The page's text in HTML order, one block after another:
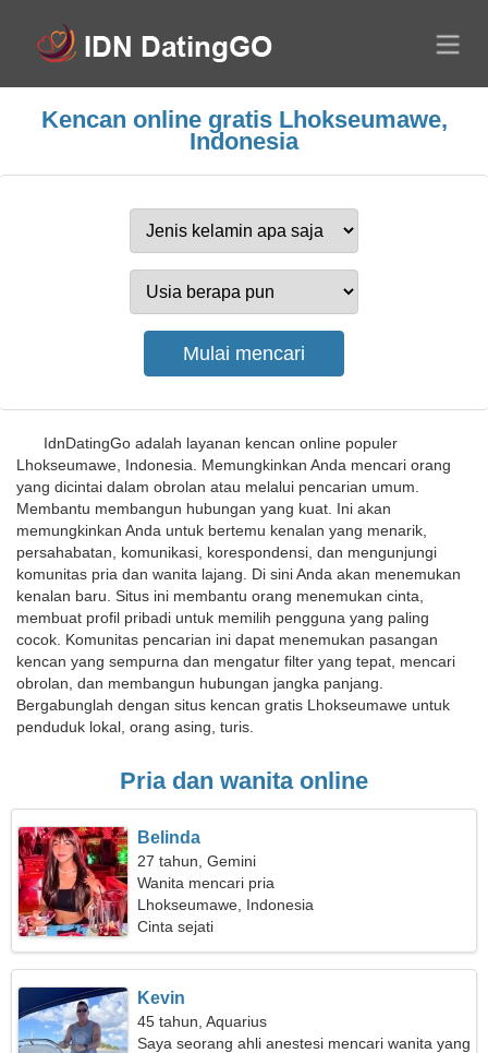
Kencan online gratis Lhokseumawe,
Indonesia
IdnDatingGo adalah layanan kencan online populer
Lhokseumawe, Indonesia. Memungkinkan Anda mencari orang
yang dicintai dalam obrolan atau melalui pencarian umum.
Membantu membangun hubungan yang kuat. Ini akan
memungkinkan Anda untuk bertemu kenalan yang menarik,
persahabatan, komunikasi, korespondensi, dan mengunjungi
komunitas pria dan wanita lajang. Di sini Anda akan menemukan
kenalan baru. Situs ini membantu orang menemukan cinta,
membuat profil pribadi untuk memilih pengguna yang paling
cocok. Komunitas pencarian ini dapat menemukan pasangan
kencan yang sempurna dan mengatur filter yang tepat, mencari
obrolan, dan membangun hubungan jangka panjang.
Bergabunglah dengan situs kencan gratis Lhokseumawe untuk
penduduk lokal, orang asing, turis.
Pria dan wanita online
Belinda
27 tahun, Gemini
Wanita mencari pria
Lhokseumawe, Indonesia
Cinta sejati
Kevin
45 tahun, Aquarius
Saya seorang ahli anestesi mencari wanita yang